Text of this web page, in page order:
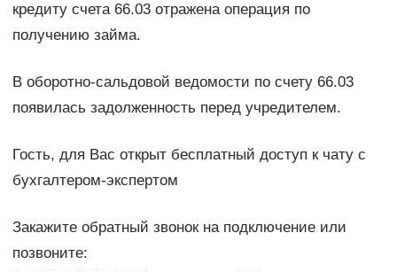
кредиту счета 66.03 отражена операция по
получению займа.
В оборотно-сальдовой ведомости по счету 66.03
появилась задолженность перед учредителем.
Гость, для Вас открыт бесплатный доступ к чату с
бухгалтером-экспертом
Закажите обратный звонок на подключение или
позвоните: